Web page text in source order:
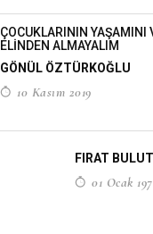
ÇOCUKLARININ YAŞAMINI
ELİNDEN ALMAYALIM
GÖNÜL ÖZTÜRKOĞLU
10 Kasım 2019
FIRAT BULUT
01 Ocak